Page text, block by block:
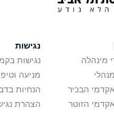
מינהלה
הבכיר
הזוטר
נגישות
נגישות
מניעה
הנחיות
הצהרת